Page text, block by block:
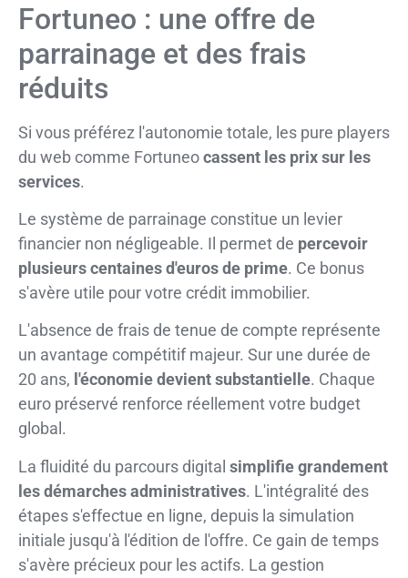
Fortuneo : une offre de
parrainage et des frais
réduits
Si vous préférez l'autonomie totale, les pure players
du web comme Fortuneocassent les prix sur les
services.
Le système de parrainage constitue un levier
financier non négligeable. Il permet de percevoir
plusieurs centaines d'euros de prime. Ce bonus
s'avère utile pour votre crédit immobilier.
L'absence de frais de tenue de compte représente
un avantage compétitif majeur. Sur une durée de
20 ans, l'économie devient substantielle. Chaque
euro préservé renforce réellement votre budget
global.
La fluidité du parcours digital simplifie grandement
les démarches administratives. L'intégralité des
étapes s'effectue en ligne, depuis la simulation
initiale jusqu'à l'édition de l'offre. Ce gain de temps
s'avère précieux pour les actifs. La gestion